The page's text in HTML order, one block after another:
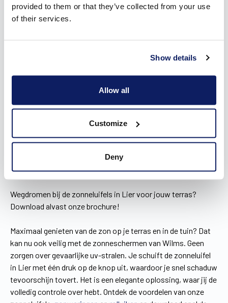
provided to them or that they’ve collected from your use
of their services.
Show details
Allow all
Customize
Deny
Het voordeel van een zonnescherm in Lier
afstandsbediening, met slechts één druk op de knop komt
het scherm tevoorschijn.
Je bent zeker van een optimale bescherming tegen de zon.
een namiddag door op het terras.
Het scherm laat kou minder vlug door, waardoor jij je
avonden op het terras verlengt.
Wegdromen bij de zonneluifels in Lier voor jouw terras?
Download alvast onze brochure!
Maximaal genieten van de zon op je terras en in de tuin? Dat
kan nu ook veilig met de zonneschermen van Wilms. Geen
zorgen over gevaarlijke uv-stralen. Je schuift de zonneluifel
in Lier met één druk op de knop uit, waardoor je snel schaduw
tevoorschijn tovert. Het is een elegante oplossing, waar jij de
volledig controle over hebt. Ontdek de voordelen van onze